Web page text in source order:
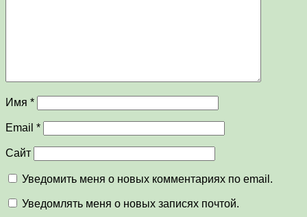
Имя *
Email *
Сайт
Уведомить меня о новых комментариях по email.
Уведомлять меня о новых записях почтой.